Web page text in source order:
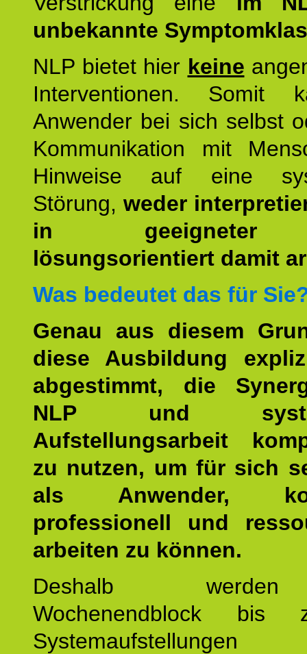
unbekannte
NLP bietet hier keine
Interventionen. Somit
Anwender bei sich selbst
Kommunikation mit
Hinweise auf eine
Störung, weder
in geeigneter
lösungsorientiert damit
Was bedeutet das für
Genau aus diesem
diese Ausbildung
abgestimmt, die
NLP und
Aufstellungsarbeit
zu nutzen, um für sich
als Anwender,
professionell und
arbeiten zu können.
Deshalb
Wochenendblock bis